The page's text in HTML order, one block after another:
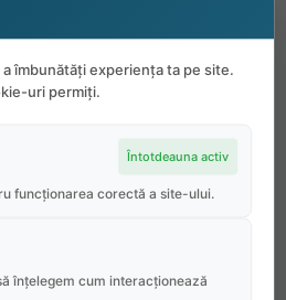
a vizita multe muzee
o noapte internațională
care lucrează și
un al doilea loc de
îmbunătăți experiența ta pe site.
uri permiți.
Întotdeauna activ
funcționarea corectă a site-ului.
înțelegem cum interacționează